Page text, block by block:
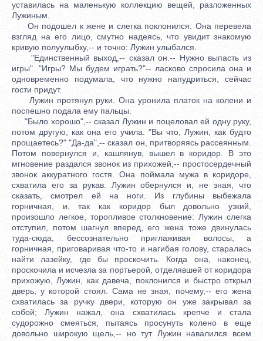
уставилась на маленькую коллекцию вещей, разложенных
Лужиным.
Он подошел к жене и слегка поклонился. Она перевела
взгляд на его лицо, смутно надеясь, что увидит знакомую
кривую полуулыбку,-- и точно: Лужин улыбался.
"Единственный выход,-- сказал он.-- Нужно выпасть из
игры". "Игры? Мы будем играть?"-- ласково спросила она и
одновременно подумала, что нужно напудриться, сейчас
гости придут.
Лужин протянул руки. Она уронила платок на колени и
поспешно подала ему пальцы.
"Было хорошо",-- сказал Лужин и поцеловал ей одну руку,
потом другую, как она его учила. "Вы что, Лужин, как будто
прощаетесь?" "Да-да",-- сказал он, притворяясь рассеянным.
Потом повернулся и, кашлянув, вышел в коридор. В это
мгновение раздался звонок из прихожей,-- простосердечный
звонок аккуратного гостя. Она поймала мужа в коридоре,
схватила его за рукав. Лужин обернулся и, не зная, что
сказать, смотрел ей на ноги. Из глубины выбежала
горничная, и, так как коридор был довольно узкий,
произошло легкое, торопливое столкновение: Лужин слегка
отступил, потом шагнул вперед, его жена тоже двинулась
туда-сюда, бессознательно приглаживая волосы, а
горничная, приговаривая что-то и нагибая голову, старалась
найти лазейку, где бы проскочить. Когда она, наконец,
проскочила и исчезла за портьерой, отделявшей от коридора
прихожую, Лужин, как давеча, поклонился и быстро открыл
дверь, у которой стоял. Сама не зная, почему,-- его жена
схватилась за ручку двери, которую он уже закрывал за
собой; Лужин нажал, она схватилась крепче и стала
судорожно смеяться, пытаясь просунуть колено в еще
довольно широкую щель,-- но тут Лужин навалился всем